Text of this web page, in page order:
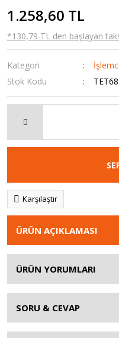
1.258,60 TL
*130,79 TL den başlayan
Kategori
Stok Kodu
Karşılaştır
ÜRÜN AÇIKLAMASI
ÜRÜN YORUMLARI
SORU & CEVAP